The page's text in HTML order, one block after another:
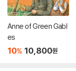
Anne of Green Gabl
es
10% 10,800원